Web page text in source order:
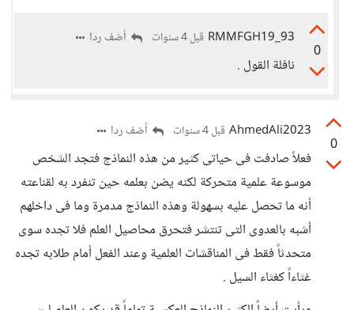
0
RMMFGH19_93 قبل 4 سنوات أضف ردا
نافلة القول .
0
AhmedAli2023 قبل 4 سنوات أضف ردا
فعلاً صادفت فى حياتى كثير من هذه النماذج فتجد الشخص
موسوعة علمية متحركة لكنه يضن بعلمه حين تنفرد به لقناعته
أنه ما تحصل عليه بسهولة وهذه النماذج مدمرة وما فى داخلهم
أشبه بالعدوى التى تنتشر فتحرق محاصيل العلم فلا تجده سوى
متحدثاً فقط فى المناقشات العلمية وعند الفعل أمام طلابه تجده
غثاءاً كغثاء السيل .